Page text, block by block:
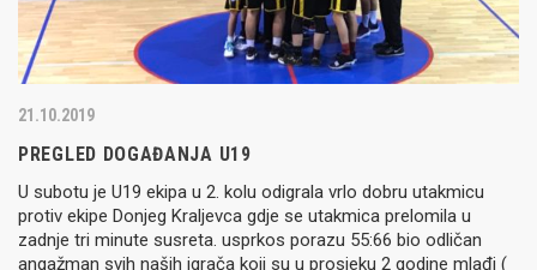
21.10.2019
PREGLED DOGAĐANJA U19
U subotu je U19 ekipa u 2. kolu odigrala vrlo dobru utakmicu
protiv ekipe Donjeg Kraljevca gdje se utakmica prelomila u
zadnje tri minute susreta. usprkos porazu 55:66 bio odličan
angažman svih naših igrača koji su u prosjeku 2 godine mlađi (